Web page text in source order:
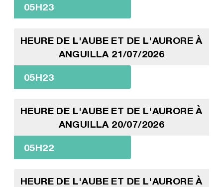
05H23
HEURE DE L'AUBE ET DE L'AURORE À
ANGUILLA 21/07/2026
05H23
HEURE DE L'AUBE ET DE L'AURORE À
ANGUILLA 20/07/2026
05H22
HEURE DE L'AUBE ET DE L'AURORE À